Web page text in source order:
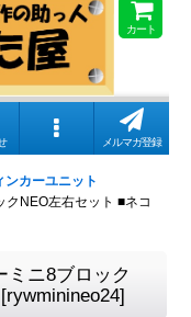
カート
メルマガ登録
ンカーユニット
NEO左右セット ■ネコ
ミニ8ブロック
[rywminineo24]